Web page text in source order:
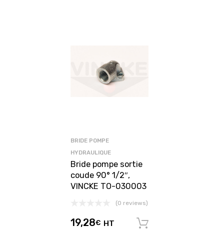
BRIDE POMPE
HYDRAULIQUE
Bride pompe sortie
coude 90° 1/2″,
VINCKE TO-030003
(0 reviews)
19,28€ HT